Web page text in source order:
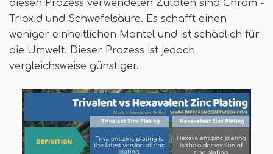
diesen Prozess verwendeten Zutaten sind Chrom -
Trioxid und Schwefelsäure. Es schafft einen
weniger einheitlichen Mantel und ist schädlich für
die Umwelt. Dieser Prozess ist jedoch
vergleichsweise günstiger.